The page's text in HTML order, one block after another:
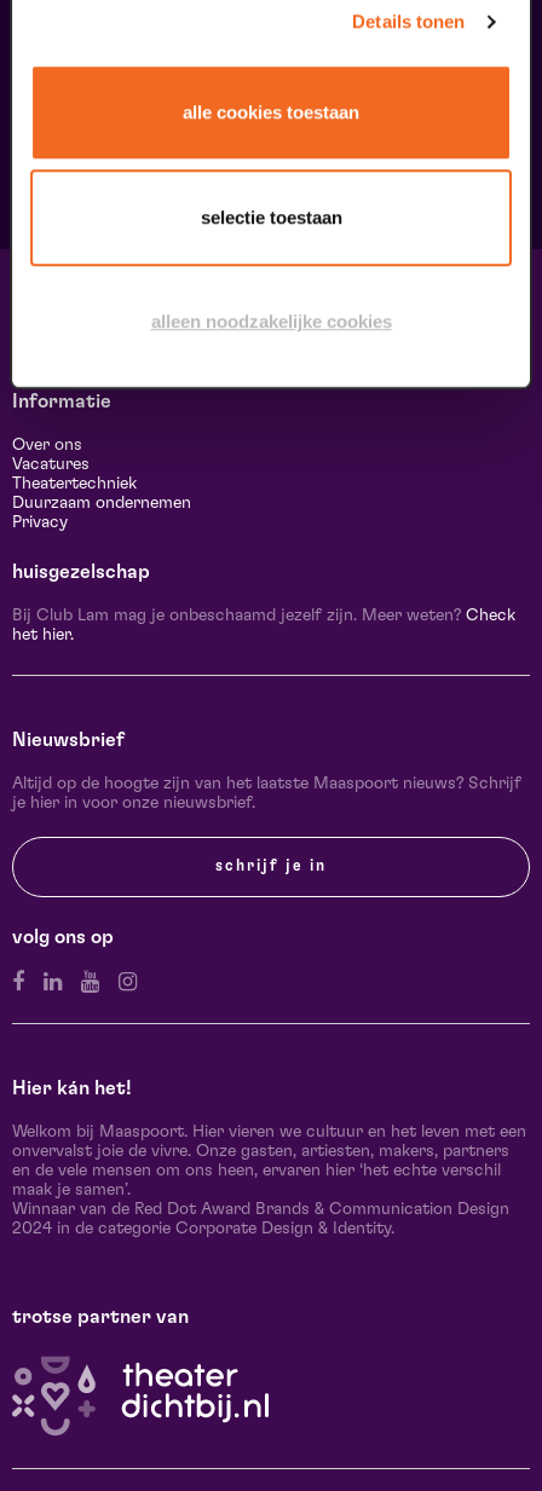
Details tonen
alle cookies toestaan
selectie toestaan
alleen noodzakelijke cookies
Informatie
Over ons
Vacatures
Theatertechniek
Duurzaam ondernemen
Privacy
huisgezelschap
Bij Club Lam mag je onbeschaamd jezelf zijn. Meer weten? Check
het hier.
Nieuwsbrief
Altijd op de hoogte zijn van het laatste Maaspoort nieuws? Schrijf
je hier in voor onze nieuwsbrief.
schrijf je in
volg ons op
Hier kán het!
Welkom bij Maaspoort. Hier vieren we cultuur en het leven met een
onvervalst joie de vivre. Onze gasten, artiesten, makers, partners
en de vele mensen om ons heen, ervaren hier ‘het echte verschil
maak je samen’.
Winnaar van de Red Dot Award Brands & Communication Design
2024 in de categorie Corporate Design & Identity.
trotse partner van